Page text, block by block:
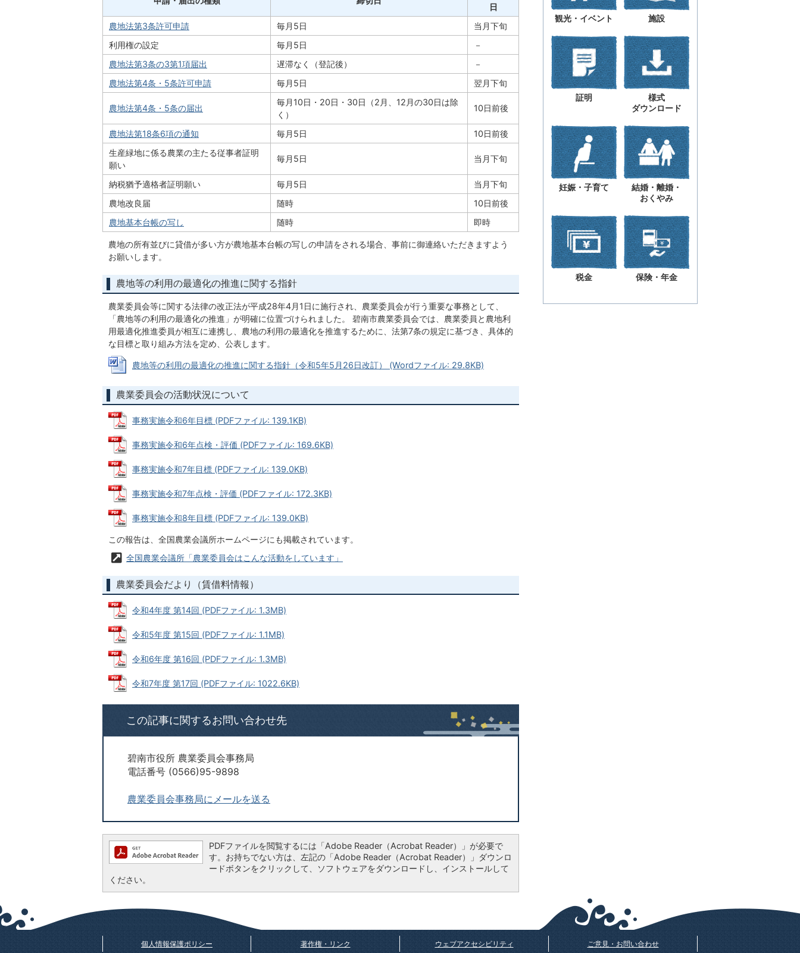
日
農地法第3条許可申請
毎月5日
当月下旬
利用権の設定
毎月5日
－
農地法第3条の3第1項届出
遅滞なく（登記後）
－
農地法第4条・5条許可申請
毎月5日 翌月下旬
農地法第4条・5条の届出
毎月10日・20日・30日（2月、12月の30日は除
く）
10日前後
農地法第18条6項の通知 毎月5日
10日前後
生産緑地に係る農業の主たる従事者証明
願い
毎月5日 当月下旬
納税猶予適格者証明願い 毎月5日
当月下旬
農地改良届
随時
10日前後
農地基本台帳の写し
随時 即時
農地の所有並びに貸借が多い方が農地基本台帳の写しの申請をされる場合、事前に御連絡いただきますよう
お願いします。
農地等の利用の最適化の推進に関する指針
農業委員会等に関する法律の改正法が平成28年4月1日に施行され、農業委員会が行う重要な事務として、
「農地等の利用の最適化の推進」が明確に位置づけられました。 碧南市農業委員会では、農業委員と農地利
用最適化推進委員が相互に連携し、農地の利用の最適化を推進するために、法第7条の規定に基づき、具体的
な目標と取り組み方法を定め、公表します。
農地等の利用の最適化の推進に関する指針（令和5年5月26日改訂） (Wordファイル: 29.8KB)
農業委員会の活動状況について
事務実施令和6年目標 (PDFファイル: 139.1KB)
事務実施令和6年点検・評価 (PDFファイル: 169.6KB)
事務実施令和7年目標 (PDFファイル: 139.0KB)
事務実施令和7年点検・評価 (PDFファイル: 172.3KB)
事務実施令和8年目標 (PDFファイル: 139.0KB)
この報告は、全国農業会議所ホームページにも掲載されています。
全国農業会議所「農業委員会はこんな活動をしています」
農業委員会だより（賃借料情報）
令和4年度 第14回 (PDFファイル: 1.3MB)
令和5年度 第15回 (PDFファイル: 1.1MB)
令和6年度 第16回 (PDFファイル: 1.3MB)
令和7年度 第17回 (PDFファイル: 1022.6KB)
この記事に関するお問い合わせ先
碧南市役所 農業委員会事務局
電話番号 (0566)95-9898
農業委員会事務局にメールを送る
PDFファイルを閲覧するには「Adobe Reader（Acrobat Reader）」が必要で
す。お持ちでない方は、左記の「Adobe Reader（Acrobat Reader）」ダウンロ
ードボタンをクリックして、ソフトウェアをダウンロードし、インストールして
ください。
観光・イベント 施設
証明
様式
ダウンロード
妊娠・子育て
結婚・離婚・
おくやみ
税金 保険・年金
個人情報保護ポリシー 著作権・リンク ウェブアクセシビリティ ご意見・お問い合わせ